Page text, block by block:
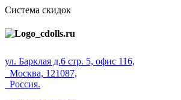
Система скидок
ул. Барклая д.6 стр. 5, офис 116,
Москва, 121087,
Россия.